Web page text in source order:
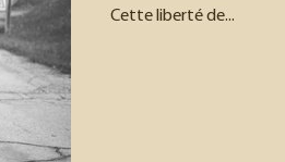
Cette liberté de...